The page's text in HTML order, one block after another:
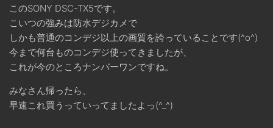
このSONY DSC-TX5です。
こいつの強みは防水デジカメで
しかも普通のコンデジ以上の画質を誇っていることです(^o^)
今まで何台ものコンデジ使ってきましたが、
これが今のところナンバーワンですね。
みなさん帰ったら、
早速これ買うっていってましたよっ(^_^)